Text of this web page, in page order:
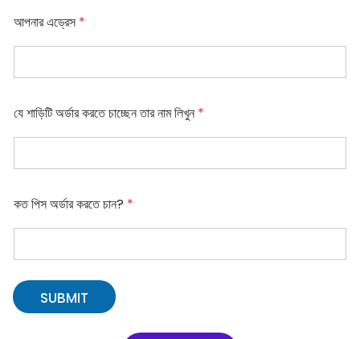
র
আপনার এড্রেস *
যে শাড়িটি অর্ডার করতে চাচ্ছেন তার নাম লিখুন *
কত পিস অর্ডার করতে চান? *
SUBMIT